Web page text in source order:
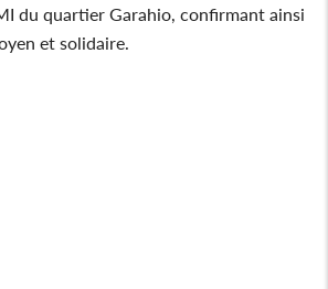
du quartier Garahio, confirmant ainsi
et solidaire.